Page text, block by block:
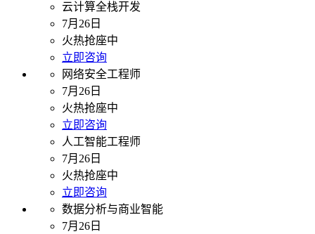
云计算全栈开发
7月26日
火热抢座中
立即咨询
网络安全工程师
7月26日
火热抢座中
立即咨询
人工智能工程师
7月26日
火热抢座中
立即咨询
数据分析与商业智能
7月26日